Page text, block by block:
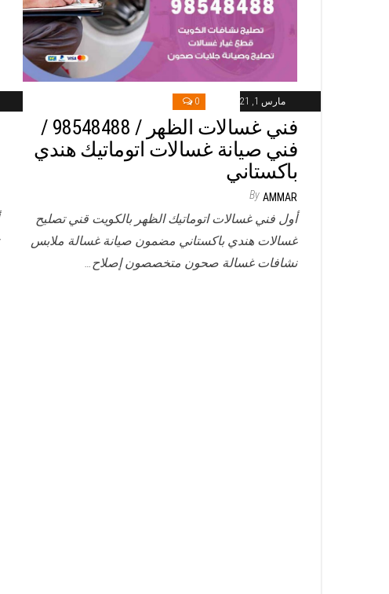
مارس 1, 2021 0
فني غسالات الظهر / 98548488 /
فني صيانة غسالات اتوماتيك هندي
باكستاني
By AMMAR
أول فني غسالات اتوماتيك الظهر بالكويت قني تصليح
غسالات هندي باكستاني مضمون صيانة غسالة ملابس
نشافات غسالة صحون متخصصون إصلاح…